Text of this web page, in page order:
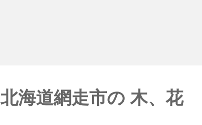
北海道網走市の 木、花